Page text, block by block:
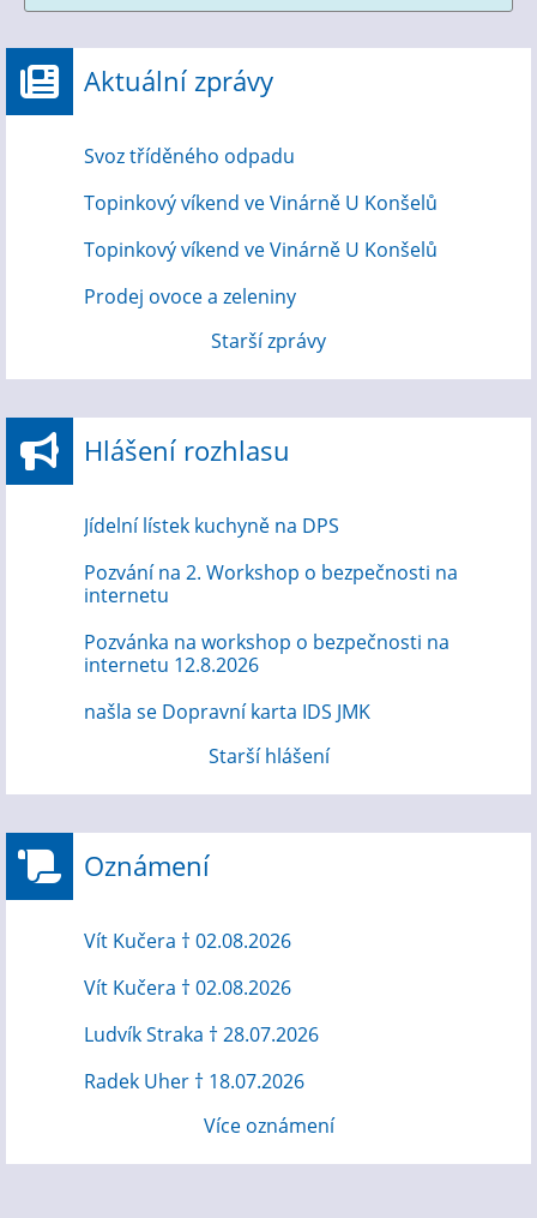
Aktuální zprávy
Svoz tříděného odpadu
Topinkový víkend ve Vinárně U Konšelů
Topinkový víkend ve Vinárně U Konšelů
Prodej ovoce a zeleniny
Starší zprávy
Hlášení rozhlasu
Jídelní lístek kuchyně na DPS
Pozvání na 2. Workshop o bezpečnosti na
internetu
Pozvánka na workshop o bezpečnosti na
internetu 12.8.2026
našla se Dopravní karta IDS JMK
Starší hlášení
Oznámení
Vít Kučera † 02.08.2026
Vít Kučera † 02.08.2026
Ludvík Straka † 28.07.2026
Radek Uher † 18.07.2026
Více oznámení